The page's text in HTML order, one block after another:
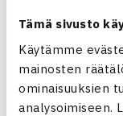
Tämä sivusto
Käytämme
mainosten
ominaisuuksien
analysoimiseen.